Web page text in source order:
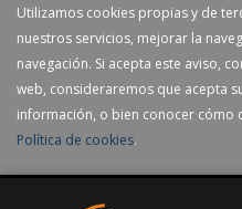
Utilizamos cookies propias y de
nuestros servicios, mejorar la
navegación. Si acepta este aviso,
web, consideraremos que acepta
información, o bien conocer cómo
Política de cookies.